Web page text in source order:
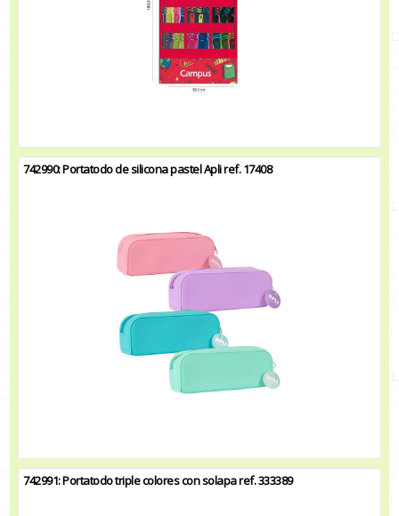
742990: Portatodo de silicona pastel Apli ref. 17408
742991: Portatodo triple colores con solapa ref. 333389